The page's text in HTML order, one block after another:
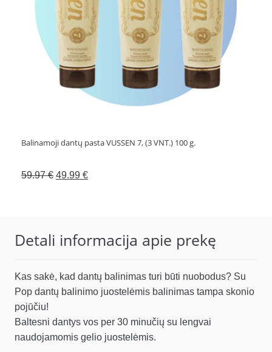
Balinamoji dantų pasta VUSSEN 7, (3 VNT.) 100 g.
59.97€ Original
49.99 €Current
Detali informacija apie prekę
Kas sakė, kad dantų balinimas turi būti nuobodus? Su
Pop dantų balinimo juostelėmis balinimas tampa skonio
pojūčiu!
Baltesni dantys vos per 30 minučių su lengvai
naudojamomis gelio juostelėmis.